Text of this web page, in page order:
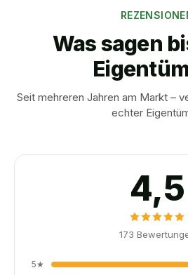
Was sagen
Seit mehreren Jahren am Markt –
echter
4,5
173
5★